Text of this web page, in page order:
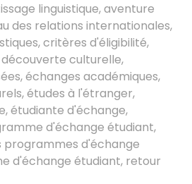
linguistique,aventure
des relations internationales,
,critères d'éligibilité,
découverte culturelle,
,échanges académiques,
,études à l'étranger,
,étudiante d'échange,
d'échange étudiant,
programmes d'échange
d'échange étudiant, retour